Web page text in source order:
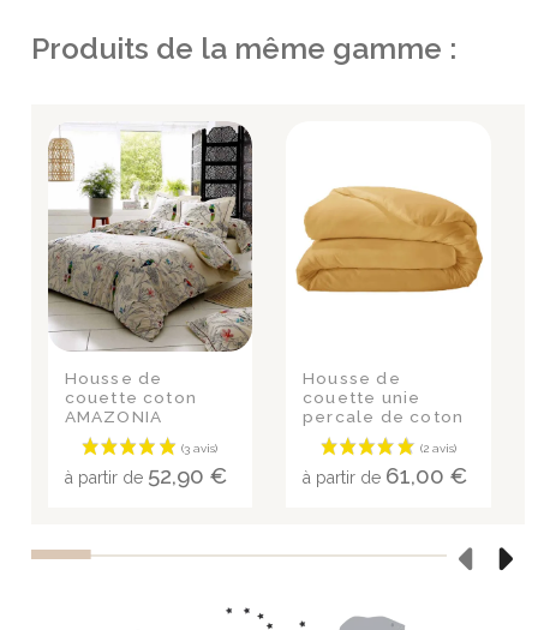
Produits de la même gamme :
Housse de
couette coton
AMAZONIA
à partir de 52,90 €
Housse de
couette unie
percale de coton
AMBRE
à partir de 61,00 €